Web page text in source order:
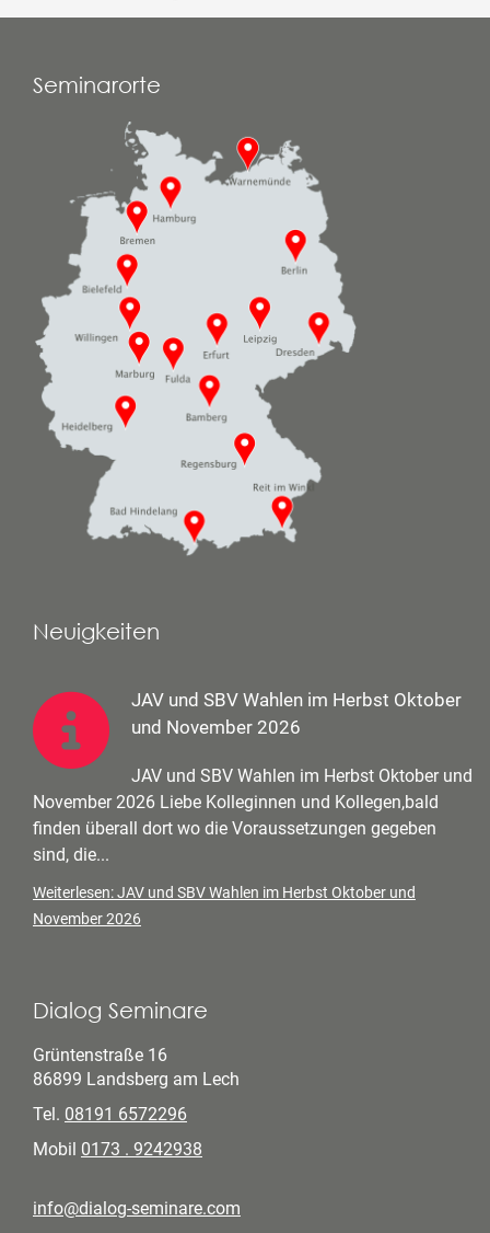
Seminarorte
Neuigkeiten
JAV und SBV Wahlen im Herbst Oktober
und November 2026
JAV und SBV Wahlen im Herbst Oktober und
November 2026 Liebe Kolleginnen und Kollegen,bald
finden überall dort wo die Voraussetzungen gegeben
sind, die...
Weiterlesen: JAV und SBV Wahlen im Herbst Oktober und
November 2026
Dialog Seminare
Grüntenstraße 16
86899 Landsberg am Lech
Tel. 08191 6572296
Mobil 0173 . 9242938
info@dialog-seminare.com